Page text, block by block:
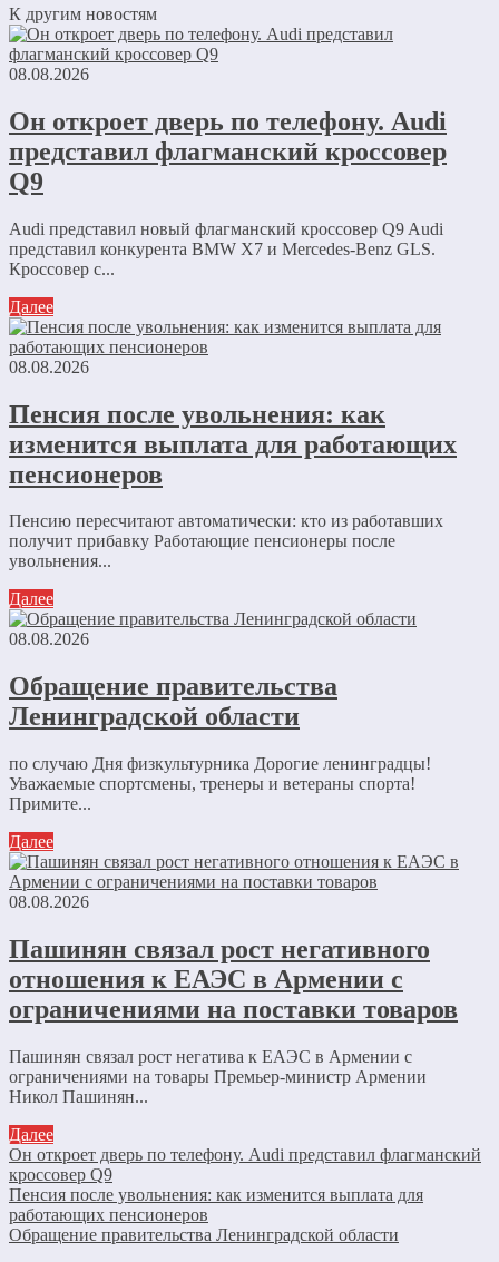
К другим новостям
08.08.2026
Он откроет дверь по телефону. Audi
представил флагманский кроссовер
Q9
Audi представил новый флагманский кроссовер Q9 Audi
представил конкурента BMW X7 и Mercedes-Benz GLS.
Кроссовер с...
Далее
08.08.2026
Пенсия после увольнения: как
изменится выплата для работающих
пенсионеров
Пенсию пересчитают автоматически: кто из работавших
получит прибавку Работающие пенсионеры после
увольнения...
Далее
08.08.2026
Обращение правительства
Ленинградской области
по случаю Дня физкультурника Дорогие ленинградцы!
Уважаемые спортсмены, тренеры и ветераны спорта!
Примите...
Далее
08.08.2026
Пашинян связал рост негативного
отношения к ЕАЭС в Армении с
ограничениями на поставки товаров
Пашинян связал рост негатива к ЕАЭС в Армении с
ограничениями на товары Премьер-министр Армении
Никол Пашинян...
Далее
Он откроет дверь по телефону. Audi представил флагманский
кроссовер Q9
Пенсия после увольнения: как изменится выплата для
работающих пенсионеров
Обращение правительства Ленинградской области